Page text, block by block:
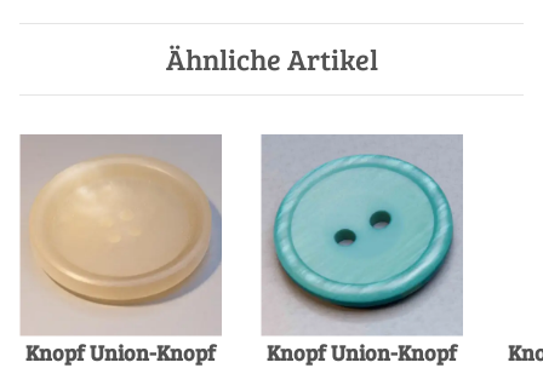
Ähnliche Artikel
Knopf Union-Knopf
Knopf Union-Knopf